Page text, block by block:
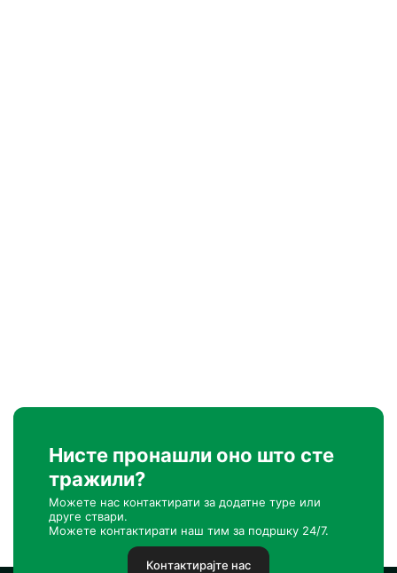
Нисте пронашли оно што сте
тражили?
Можете нас контактирати за додатне туре или
друге ствари.
Можете контактирати наш тим за подршку 24/7.
Контактирајте нас